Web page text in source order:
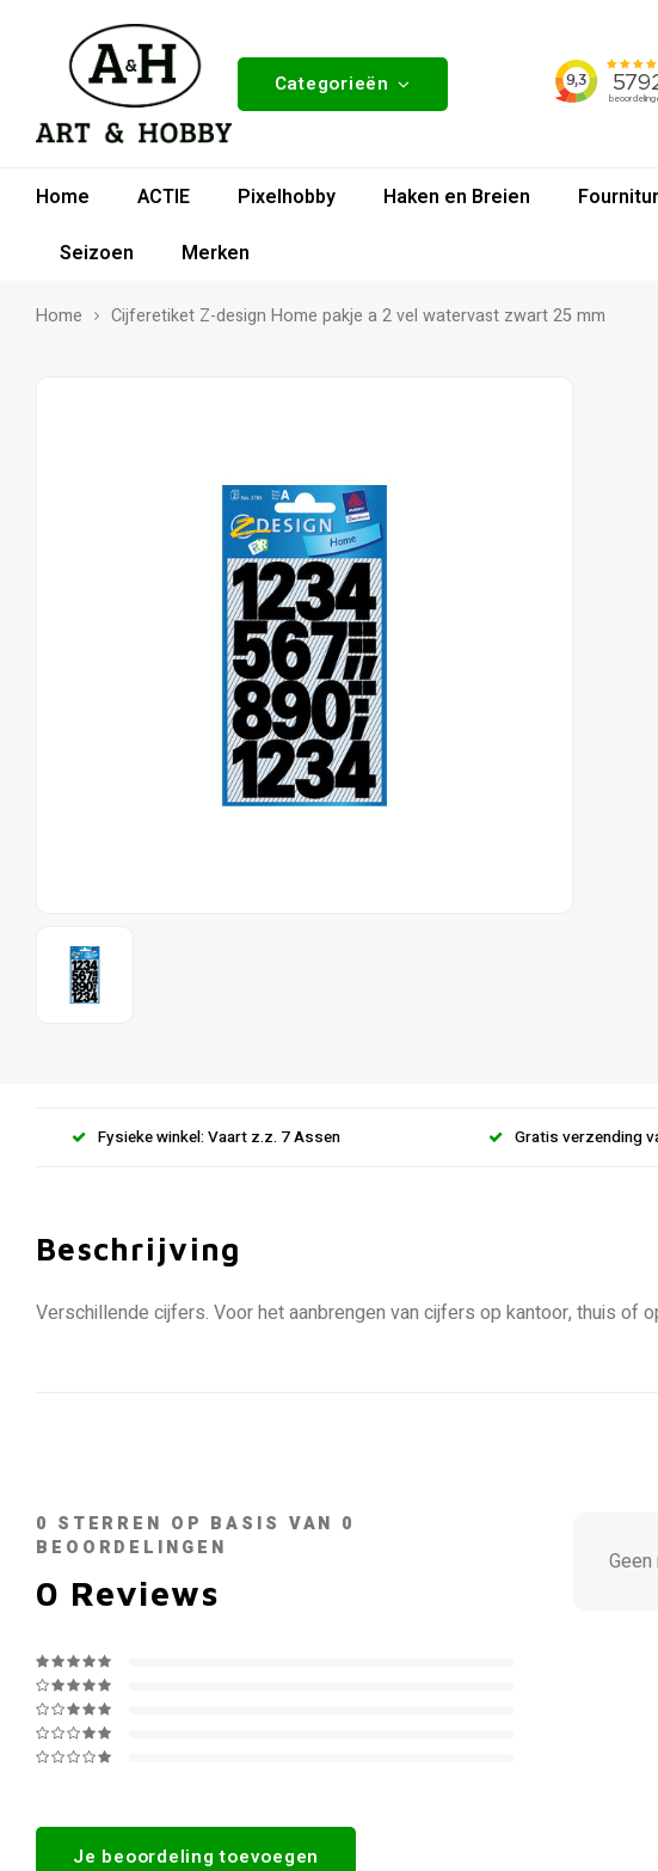
Categorieën
Home ACTIE Pixelhobby Haken en Breien
Seizoen
Merken
Home Cijferetiket Z-design Home pakje a 2 vel watervast zwart 25 mm
Fysieke winkel: Vaart z.z. 7 Assen Gratis verzending
Beschrijving
Verschillende cijfers. Voor het aanbrengen van cijfers op kantoor, thuis of
0 STERREN OP BASIS VAN 0
BEOORDELINGEN
0 Reviews
Je beoordeling toevoegen